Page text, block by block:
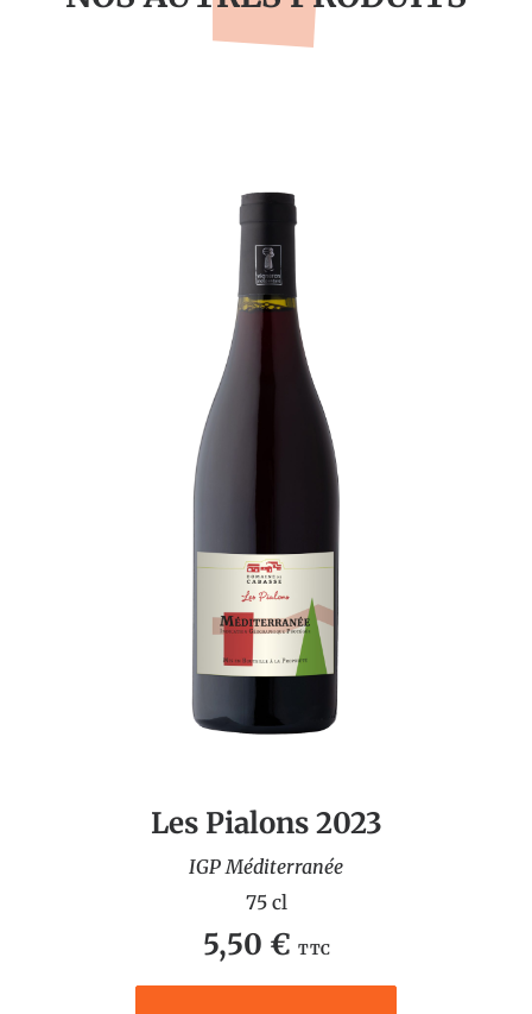
Les Pialons 2023
IGP Méditerranée
75 cl
5,50 € TTC